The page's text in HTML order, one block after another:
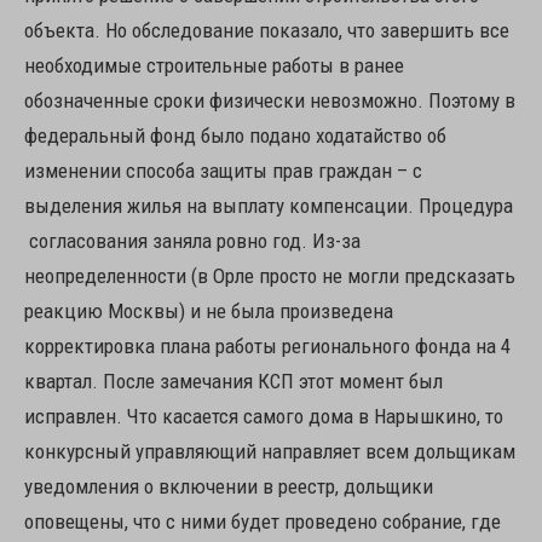
объекта. Но обследование показало, что завершить все
необходимые строительные работы в ранее
обозначенные сроки физически невозможно. Поэтому в
федеральный фонд было подано ходатайство об
изменении способа защиты прав граждан – с
выделения жилья на выплату компенсации. Процедура
согласования заняла ровно год. Из-за
неопределенности (в Орле просто не могли предсказать
реакцию Москвы) и не была произведена
корректировка плана работы регионального фонда на 4
квартал. После замечания КСП этот момент был
исправлен. Что касается самого дома в Нарышкино, то
конкурсный управляющий направляет всем дольщикам
уведомления о включении в реестр, дольщики
оповещены, что с ними будет проведено собрание, где